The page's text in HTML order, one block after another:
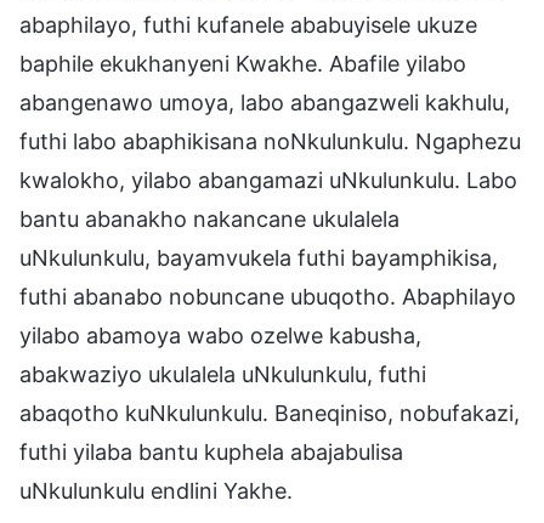
abaphilayo, futhi kufanele ababuyisele ukuze
baphile ekukhanyeni Kwakhe. Abafile yilabo
abangenawo umoya, labo abangazweli kakhulu,
futhi labo abaphikisana noNkulunkulu. Ngaphezu
kwalokho, yilabo abangamazi uNkulunkulu. Labo
bantu abanakho nakancane ukulalela
uNkulunkulu, bayamvukela futhi bayamphikisa,
futhi abanabo nobuncane ubuqotho. Abaphilayo
yilabo abamoya wabo ozelwe kabusha,
abakwaziyo ukulalela uNkulunkulu, futhi
abaqotho kuNkulunkulu. Baneqiniso, nobufakazi,
futhi yilaba bantu kuphela abajabulisa
uNkulunkulu endlini Yakhe.